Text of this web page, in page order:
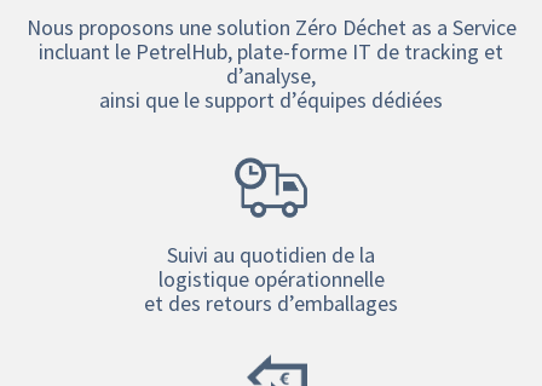
Nous proposons une solution Zéro Déchet as a Service
incluant le PetrelHub, plate-forme IT de tracking et
d’analyse,
ainsi que le support d’équipes dédiées
Suivi au quotidien de la
logistique opérationnelle
et des retours d’emballages